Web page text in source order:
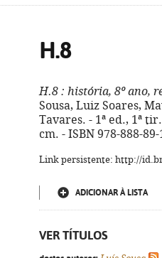
H.8
H.8 : história, 8º ano,
Sousa, Luiz Soares,
Tavares. - 1ª ed., 1ª
cm. - ISBN 978-888-
Link persistente: http://
ADICIONAR À LISTA
VER TÍTULOS